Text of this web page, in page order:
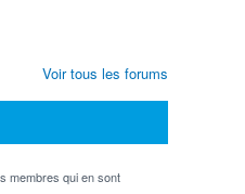
membres qui en sont
Voir tous les forums